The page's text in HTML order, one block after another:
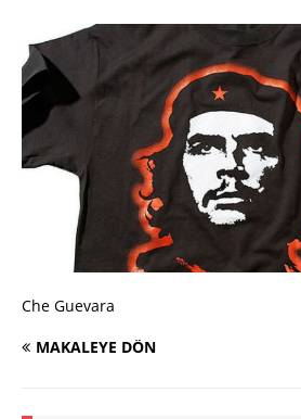
Che Guevara
MAKALEYE DÖN